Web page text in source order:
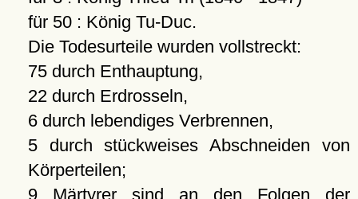
für 50 : König Tu-Duc.
Die Todesurteile wurden vollstreckt:
75 durch Enthauptung,
22 durch Erdrosseln,
6 durch lebendiges Verbrennen,
5 durch stückweises Abschneiden von
Körperteilen;
9 Märtyrer sind an den Folgen der